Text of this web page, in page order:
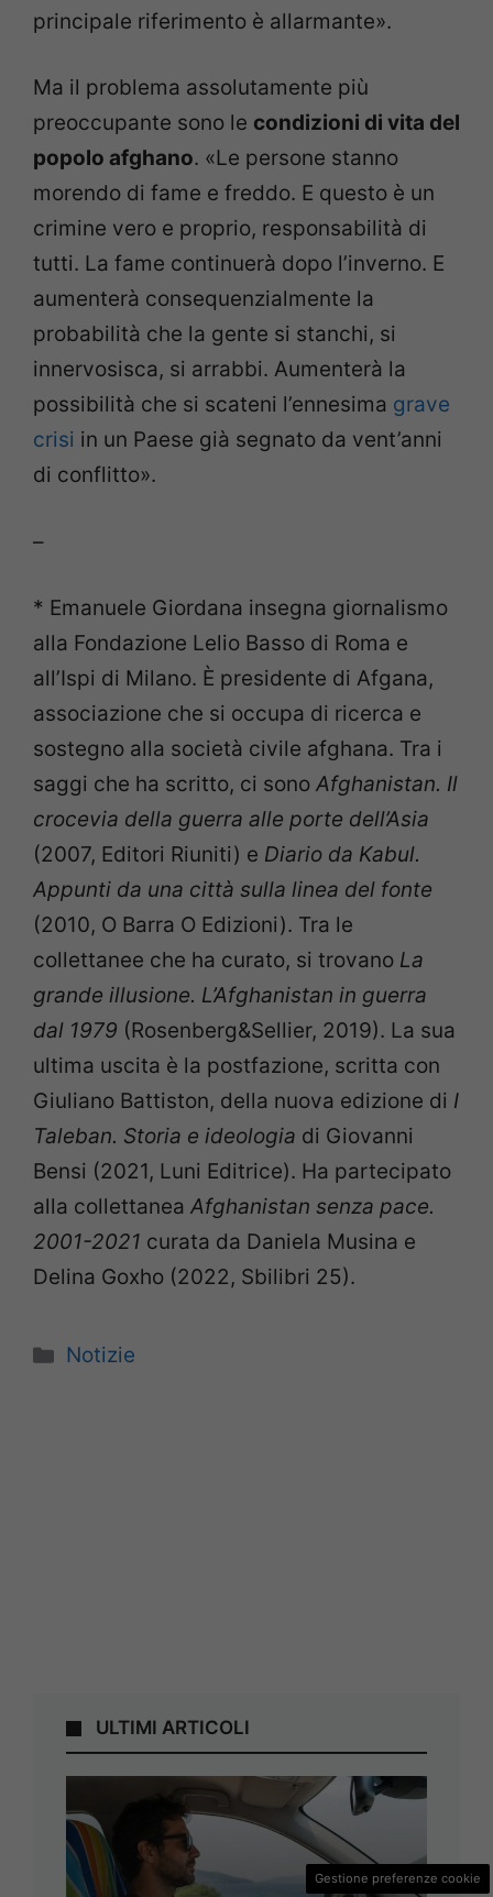
principale riferimento è allarmante».
Ma il problema assolutamente più
preoccupante sono le condizioni di vita del
popolo afghano. «Le persone stanno
morendo di fame e freddo. E questo è un
crimine vero e proprio, responsabilità di
tutti. La fame continuerà dopo l’inverno. E
aumenterà consequenzialmente la
probabilità che la gente si stanchi, si
innervosisca, si arrabbi. Aumenterà la
possibilità che si scateni l’ennesima grave
crisi in un Paese già segnato da vent’anni
di conflitto».
–
* Emanuele Giordana insegna giornalismo
alla Fondazione Lelio Basso di Roma e
all’Ispi di Milano. È presidente di Afgana,
associazione che si occupa di ricerca e
sostegno alla società civile afghana. Tra i
saggi che ha scritto, ci sono Afghanistan. Il
crocevia della guerra alle porte dell’Asia
(2007, Editori Riuniti) e Diario da Kabul.
Appunti da una città sulla linea del fonte
(2010, O Barra O Edizioni). Tra le
collettanee che ha curato, si trovano La
grande illusione. L’Afghanistan in guerra
dal 1979 (Rosenberg&Sellier, 2019). La sua
ultima uscita è la postfazione, scritta con
Giuliano Battiston, della nuova edizione di I
Taleban. Storia e ideologia di Giovanni
Bensi (2021, Luni Editrice). Ha partecipato
alla collettanea Afghanistan senza pace.
2001-2021 curata da Daniela Musina e
Delina Goxho (2022, Sbilibri 25).
Categorie
Notizie
ULTIMI ARTICOLI
Gestione preferenze cookie